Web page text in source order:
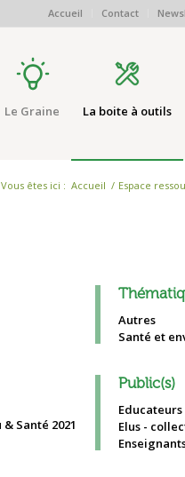
Accueil Contact
Le Graine La boite à outils
Vous êtes ici : Accueil / Espace
Autres
Santé et
Public(s)
Elus -